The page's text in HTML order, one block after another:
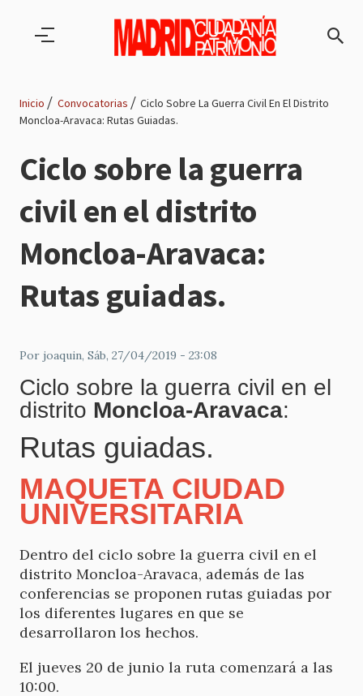
de
navegación
Inicio Convocatorias
Ciclo Sobre La Guerra Civil En El Distrito
Moncloa-Aravaca: Rutas Guiadas.
Ciclo sobre la guerra
civil en el distrito
Moncloa-Aravaca:
Rutas guiadas.
Por joaquin, Sáb, 27/04/2019 - 23:08
Ciclo sobre la guerra civil en el
distrito Moncloa-Aravaca:
Rutas guiadas.
MAQUETA CIUDAD
UNIVERSITARIA
Dentro del ciclo sobre la guerra civil en el
distrito Moncloa-Aravaca, además de las
conferencias se proponen rutas guiadas por
los diferentes lugares en que se
desarrollaron los hechos.
El jueves 20 de junio la ruta comenzará a las
10:00.